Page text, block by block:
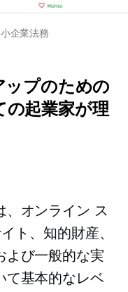
企業法務
ップのための
の起業家が理
、オンライン ス
ト、知的財産、
よび一般的な実
て基本的なレベ